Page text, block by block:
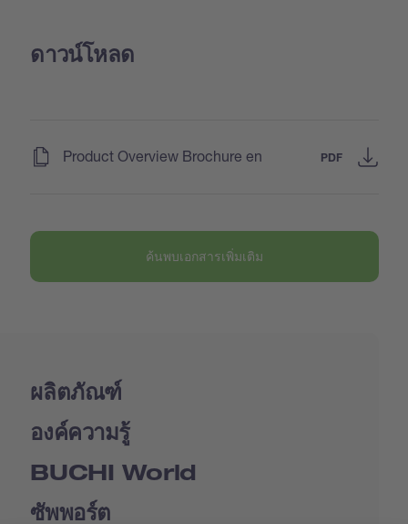
ดาวน์โหลด
Product Overview Brochure en PDF
ค้นพบเอกสารเพิ่มเติม
ผลิตภัณฑ์
องค์ความรู้
BUCHI World
ซัพพอร์ต